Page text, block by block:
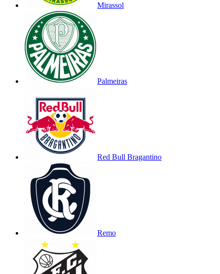
Mirassol
Palmeiras
Red Bull Bragantino
Remo